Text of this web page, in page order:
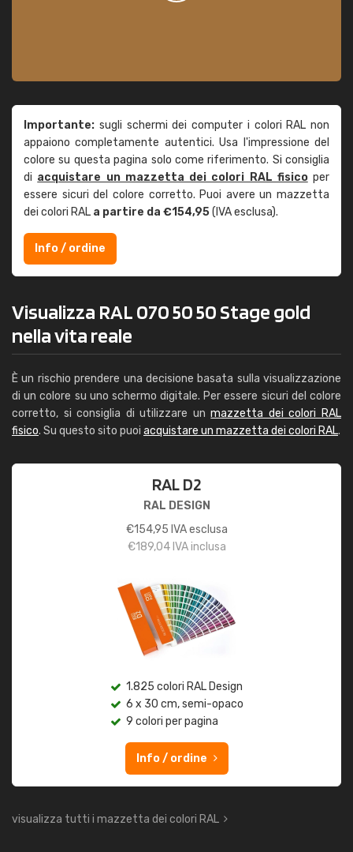
Importante: sugli schermi dei computer i colori RAL non
appaiono completamente autentici. Usa l'impressione del
colore su questa pagina solo come riferimento. Si consiglia
di acquistare un mazzetta dei colori RAL fisicoper
essere sicuri del colore corretto. Puoi avere un mazzetta
dei colori RAL a partire da €154,95(IVA esclusa).
Info / ordine
Visualizza RAL 070 50 50 Stage gold
nella vita reale
È un rischio prendere una decisione basata sulla visualizzazione
di un colore su uno schermo digitale. Per essere sicuri del colore
corretto, si consiglia di utilizzare unmazzetta dei colori RAL
fisico. Su questo sito puoi acquistare un mazzetta dei colori RAL.
RAL D2
RAL DESIGN
€154,95 IVA esclusa
€189,04IVA inclusa
1.825 colori RAL Design
6 x 30 cm, semi-opaco
9 colori per pagina
Info / ordine
visualizza tutti i mazzetta dei colori RAL